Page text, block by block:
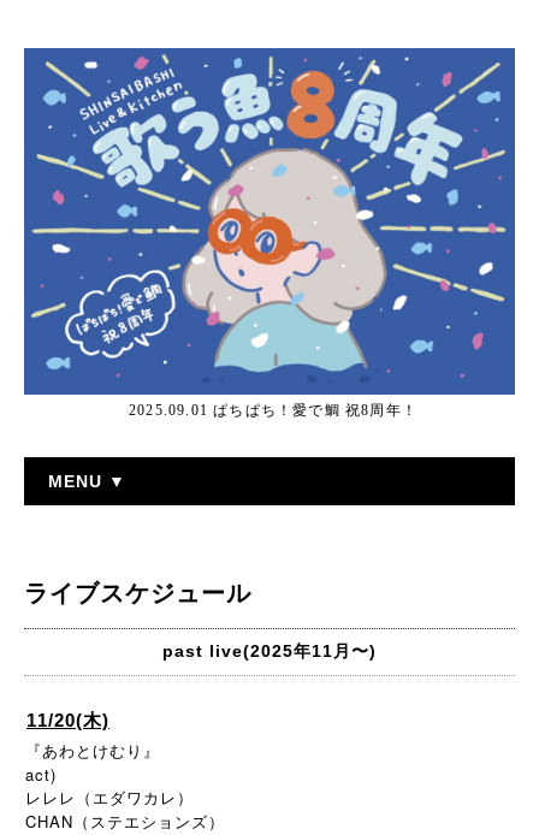
2025.09.01 ぱちぱち！愛で鯛 祝8周年！
MENU ▼
ライブスケジュール
past live(2025年11月〜)
11/20(木)
『あわとけむり』
act)
レレレ（エダワカレ）
CHAN（ステエションズ）